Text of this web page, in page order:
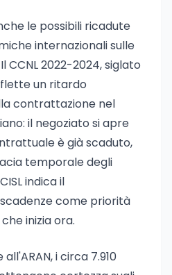
le possibili ricadute
internazionali sulle
2022-2024, siglato
un ritardo
contrattazione nel
il negoziato si apre
è già scaduto,
temporale degli
indica il
come priorità
inizia ora.
i circa 7.910